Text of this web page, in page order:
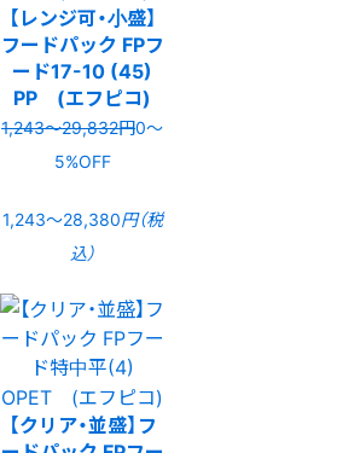
【レンジ可・小盛】
フードパック FPフ
ード17-10 (45)
PP (エフピコ)
1,243〜29,832円0〜
5%OFF
1,243〜28,380円（税
込）
【クリア・並盛】フ